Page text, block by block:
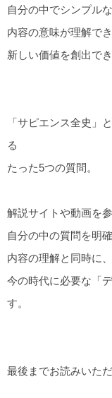
自分の中でシンプル
内容の意味が理解でき
新しい価値を創出でき
「サピエンス全史」
る
たった5つの質問。
解説サイトや動画を
自分の中の質問を明
内容の理解と同時に、
今の時代に必要な「
す。
最後までお読みいた